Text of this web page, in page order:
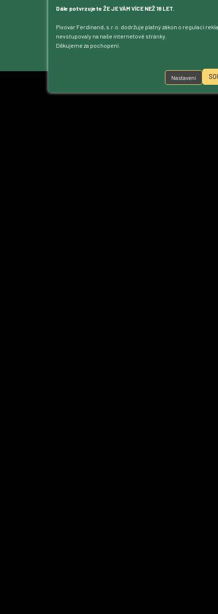
Dále potvrzujete ŽE JE VÁM VÍCE NEŽ 18 LET.
Pivovar Ferdinand, s.r.o. dodržuje platný zákon o regulaci
nevstupovaly na naše internetové stránky.
Děkujeme za pochopení.
Nastavení
Kontakt
Ke stažení
Přístupnost
Nastavení cookies